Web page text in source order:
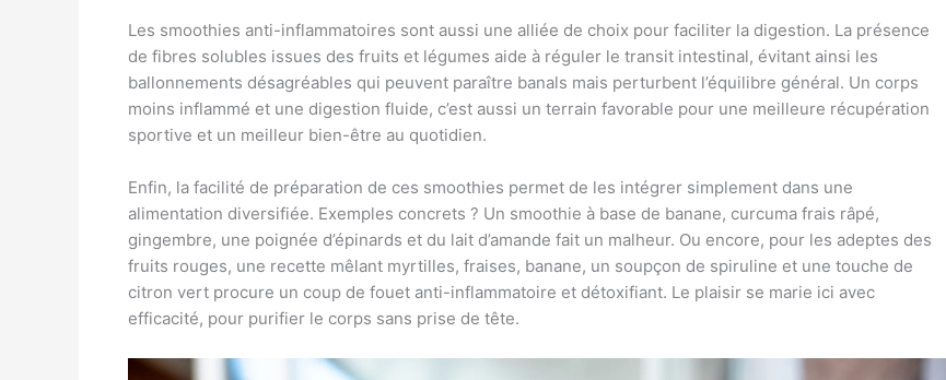
Les smoothies anti-inflammatoires sont aussi une alliée de choix pour faciliter la digestion. La présence
de fibres solubles issues des fruits et légumes aide à réguler le transit intestinal, évitant ainsi les
ballonnements désagréables qui peuvent paraître banals mais perturbent l’équilibre général. Un corps
moins inflammé et une digestion fluide, c’est aussi un terrain favorable pour une meilleure récupération
sportive et un meilleur bien-être au quotidien.
Enfin, la facilité de préparation de ces smoothies permet de les intégrer simplement dans une
alimentation diversifiée. Exemples concrets ? Un smoothie à base de banane, curcuma frais râpé,
gingembre, une poignée d’épinards et du lait d’amande fait un malheur. Ou encore, pour les adeptes des
fruits rouges, une recette mêlant myrtilles, fraises, banane, un soupçon de spiruline et une touche de
citron vert procure un coup de fouet anti-inflammatoire et détoxifiant. Le plaisir se marie ici avec
efficacité, pour purifier le corps sans prise de tête.